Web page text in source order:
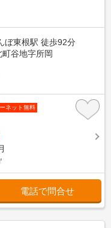
ぼ東根駅 徒歩92分
谷地字所岡
ネット無料
電話で問合せ